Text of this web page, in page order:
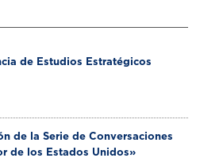
de Estudios Estratégicos
de la Serie de Conversaciones
de los Estados Unidos»